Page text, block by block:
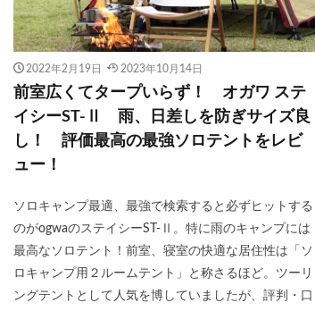
2022年2月19日 2023年10月14日
前室広くてタープいらず！ オガワ ステ
イシーST-Ⅱ 雨、日差しを防ぎサイズ良
し！ 評価最高の最強ソロテントをレビ
ュー！
ソロキャンプ最適、最強で検索すると必ずヒットする
のがogwaのステイシーST-Ⅱ。特に雨のキャンプには
最高なソロテント！前室、寝室の快適な居住性は「ソ
ロキャンプ用２ルームテント」と称さるほど。ツーリ
ングテントとして人気を博していましたが、評判・口